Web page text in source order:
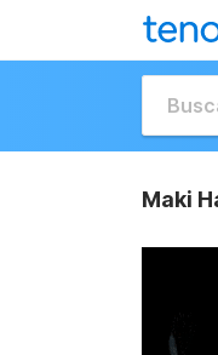
Maki